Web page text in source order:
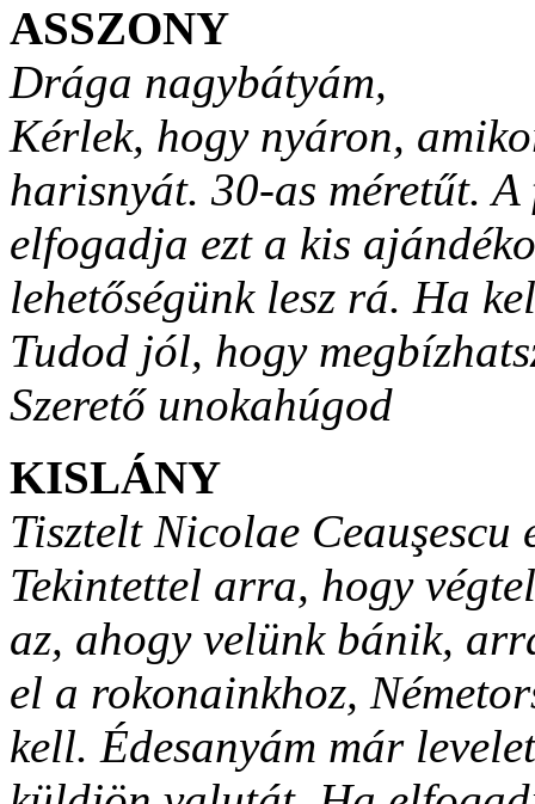
ASSZONY
Drága nagybátyám,
Kérlek, hogy nyáron,
harisnyát. 30-as méretűt. A
elfogadja ezt a kis
lehetőségünk lesz rá. Ha
Tudod jól, hogy
Szerető unokahúgod
KISLÁNY
Tisztelt Nicolae Ceauşescu
Tekintettel arra, hogy
az, ahogy velünk bánik,
el a rokonainkhoz,
kell. Édesanyám már